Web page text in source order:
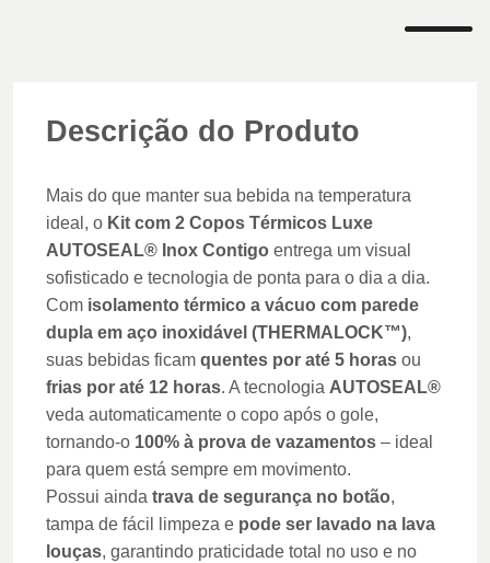
Descrição do Produto
Mais do que manter sua bebida na temperatura
ideal, o Kit com 2 Copos Térmicos Luxe
AUTOSEAL® Inox Contigo entrega um visual
sofisticado e tecnologia de ponta para o dia a dia.
Com isolamento térmico a vácuo com parede
dupla em aço inoxidável (THERMALOCK™),
suas bebidas ficam quentes por até 5 horas ou
frias por até 12 horas. A tecnologia AUTOSEAL®
veda automaticamente o copo após o gole,
tornando-o 100% à prova de vazamentos – ideal
para quem está sempre em movimento.
Possui ainda trava de segurança no botão,
tampa de fácil limpeza e pode ser lavado na lava
louças, garantindo praticidade total no uso e no